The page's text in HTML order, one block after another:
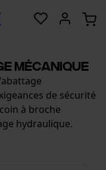
mécanique
de sécurité
à broche
hydraulique.